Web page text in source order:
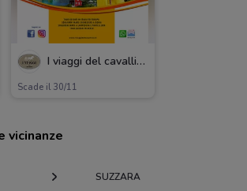
I viaggi del cavallino
Scade il 30/11
vicinanze
SUZZARA